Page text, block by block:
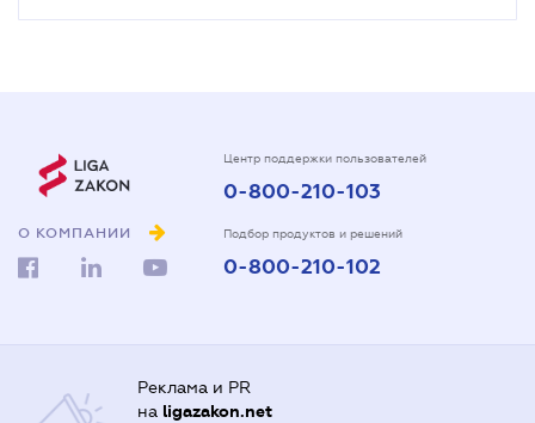
О КОМПАНИИ
Центр поддержки пользователей
0-800-210-103
Подбор продуктов и решений
0-800-210-102
Реклама и PR
на ligazakon.net